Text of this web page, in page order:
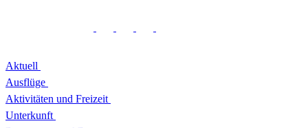
Aktuell
Ausflüge
Aktivitäten und Freizeit
Unterkunft